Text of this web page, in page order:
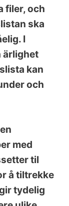
filer, och
ska
I
ärlighet
kan
och
med
til
å tiltrekke
tydelig